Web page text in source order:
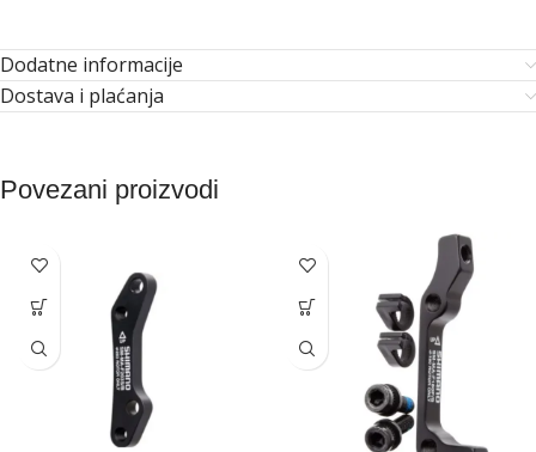
Dodatne informacije
Dostava i plaćanja
Povezani proizvodi